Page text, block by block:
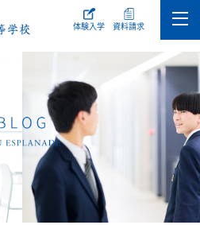
体験入学 資料請求